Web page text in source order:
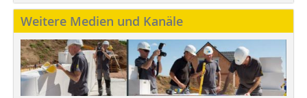
Weitere Medien und Kanäle